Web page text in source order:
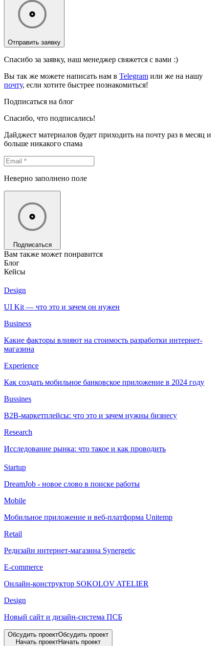
Отправить заявку
Спасибо за заявку, наш менеджер свяжется с вами :)
Вы так же можете написать нам в Telegram или же на нашу
почту, если хотите быстрее познакомиться!
Подписаться на блог
Спасибо, что подписались!
Дайджест материалов будет приходить на почту раз в месяц и
больше никакого спама
Неверно заполнено поле
Подписаться
Вам также может понравится
Блог
Кейсы
Design
UI Kit — что это и зачем он нужен
Business
Какие факторы влияют на стоимость разработки интернет-
магазина
Experience
Как создать мобильное банковское приложение в 2024 году
Bussines
B2B-маркетплейсы: что это и зачем нужны бизнесу
Research
Исследование рынка: что такое и как проводить
Startup
DreamJob - новое слово в поиске работы
Mobile
Мобильное приложение и веб-платформа Unitemp
Retail
Редизайн интернет-магазина Synergetic
E-commerce
Онлайн-конструктор SOKOLOV ATELIER
Design
Новый сайт и дизайн-система ПСБ
Обсудить проектОбсудить проект
Начать проектНачать проект